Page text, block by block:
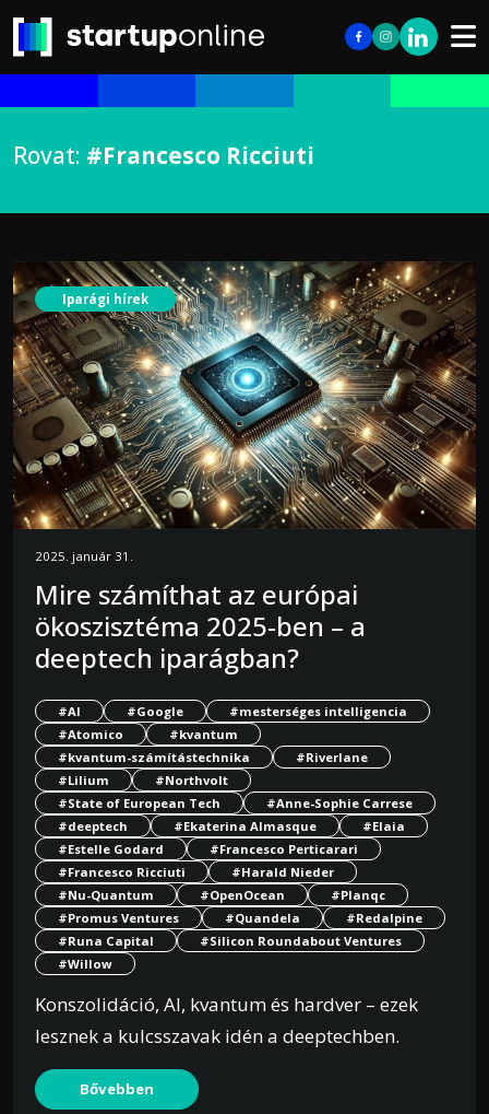
Rovat: #Francesco Ricciuti
Iparági hírek
2025. január 31.
Mire számíthat az európai
ökoszisztéma 2025-ben – a
deeptech iparágban?
#AI #Google
#mesterséges intelligencia
#Atomico
#kvantum
#kvantum-számítástechnika
#Riverlane
#Lilium
#Northvolt
#State of European Tech
#Anne-Sophie Carrese
#deeptech
#Ekaterina Almasque
#Elaia
#Estelle Godard
#Francesco Perticarari
#Francesco Ricciuti
#Harald Nieder
#Nu-Quantum
#OpenOcean
#Planqc
#Promus Ventures
#Quandela
#Redalpine
#Runa Capital
#Silicon Roundabout Ventures
#Willow
Konszolidáció, AI, kvantum és hardver – ezek
lesznek a kulcsszavak idén a deeptechben.
Bővebben